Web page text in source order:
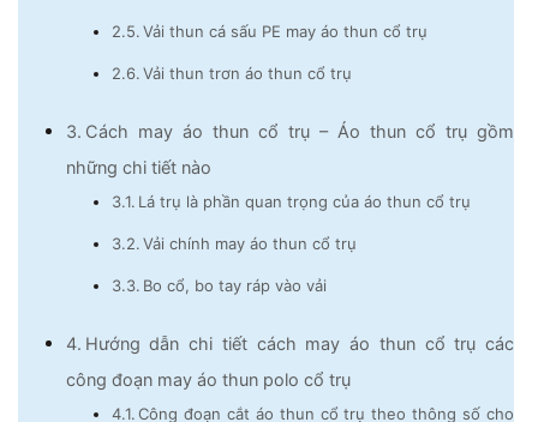
Vải thun cá sấu PE may áo thun cổ trụ
Vải thun trơn áo thun cổ trụ
Cách may áo thun cổ trụ – Áo thun cổ trụ gồm
những chi tiết nào
Lá trụ là phần quan trọng của áo thun cổ trụ
Vải chính may áo thun cổ trụ
Bo cổ, bo tay ráp vào vải
Hướng dẫn chi tiết cách may áo thun cổ trụ các
công đoạn may áo thun polo cổ trụ
Công đoạn cắt áo thun cổ trụ theo thông số cho